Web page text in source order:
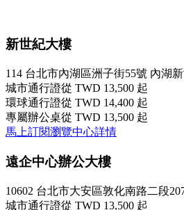
新世紀大樓
114 台北市內湖區洲子街55號 內湖
城市通行證從 TWD 13,500 起
環球通行證從 TWD 14,400 起
專屬辦公桌從 TWD 13,500 起
馬上訂閱瀏覽中心詳情
遠企中心辦公大樓
10602 台北市大安區敦化南路二段
城市通行證從 TWD 13,500 起